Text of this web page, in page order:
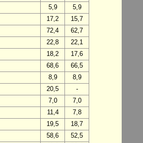
5,9
5,9
17,2
15,7
72,4
62,7
22,8
22,1
18,2
17,6
68,6
66,5
8,9
8,9
20,5
-
7,0
7,0
11,4
7,8
19,5
18,7
58,6
52,5